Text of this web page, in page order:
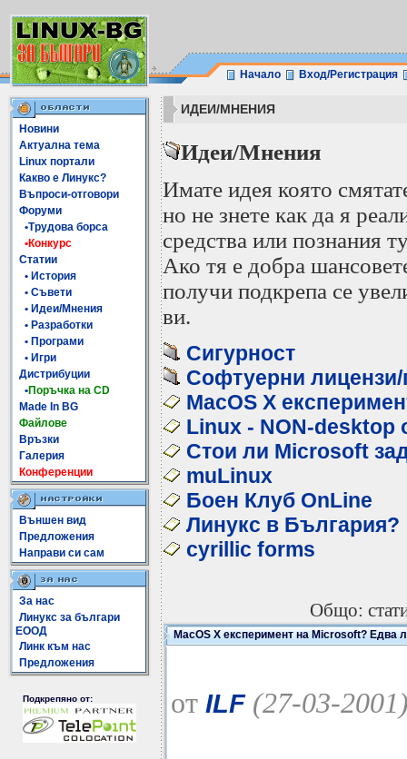
Начало Вход/Регистрация
Новини
Актуална тема
Linux портали
Какво е Линукс?
Въпроси-отговори
Форуми
•Трудова борса
•Конкурс
Статии
• История
• Съвети
• Идеи/Мнения
• Разработки
• Програми
• Игри
Дистрибуции
•Поръчка на CD
Made In BG
Файлове
Връзки
Галерия
Конференции
Външен вид
Предложения
Направи си сам
За нас
Линукс за българи
ЕООД
Линк към нас
Предложения
Подкрепяно от:
ИДЕИ/МНЕНИЯ
Идеи/Мнения
Имате идея която
но не знете как да я
средства или познания
Ако тя е добра
получи подкрепа се
ви.
Сигурност
Софтуерни лицензи/
MacOS X
Linux - NON-desktop
Стои ли Microsoft
muLinux
Боен Клуб OnLine
Линукс в България?
cyrillic forms
Общо:
MacOS X експеримент на Microsoft? Едва
от ILF(27-03-